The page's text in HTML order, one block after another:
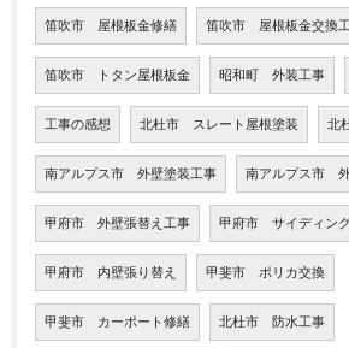
笛吹市 屋根板金修繕 笛吹市 屋根板金交換
笛吹市 トタン屋根板金 昭和町 外装工事
工事の感想 北杜市 スレート屋根塗装 北
南アルプス市 外壁塗装工事 南アルプス市
甲府市 外壁張替え工事 甲府市 サイディン
甲府市 内壁張り替え 甲斐市 ポリカ交換
甲斐市 カーポート修繕 北杜市 防水工事